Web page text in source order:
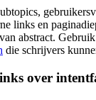
links en
abstract.
die schrijvers
over